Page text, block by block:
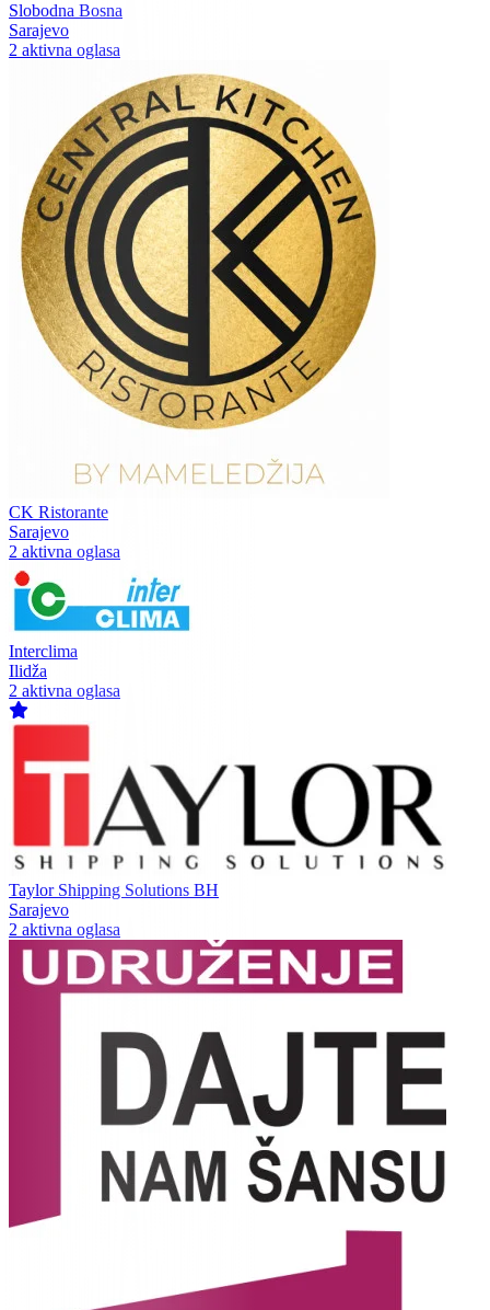
Slobodna Bosna
Sarajevo
2 aktivna oglasa
CK Ristorante
Sarajevo
2 aktivna oglasa
Interclima
Ilidža
2 aktivna oglasa
Taylor Shipping Solutions BH
Sarajevo
2 aktivna oglasa